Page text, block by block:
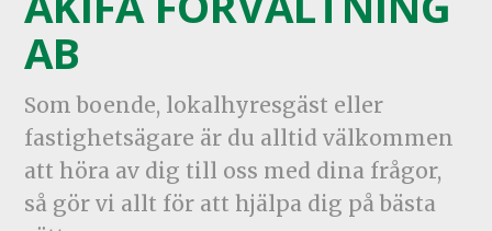
AB
Som boende, lokalhyresgäst eller
fastighetsägare är du alltid välkommen
att höra av dig till oss med dina frågor,
så gör vi allt för att hjälpa dig på bästa